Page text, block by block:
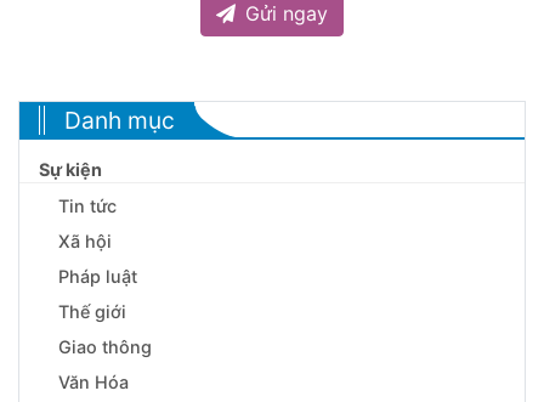
Gửi ngay
Danh mục
Sự kiện
Tin tức
Xã hội
Pháp luật
Thế giới
Giao thông
Văn Hóa